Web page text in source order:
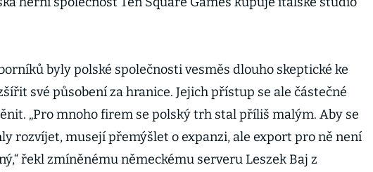
byly polské společnosti vesměs dlouho skeptické ke
své působení za hranice. Jejich přístup se ale částečné
„Pro mnoho firem se polský trh stal příliš malým. Aby se
rozvíjet, musejí přemýšlet o expanzi, ale export pro ně není
řekl zmíněnému německému serveru Leszek Baj z